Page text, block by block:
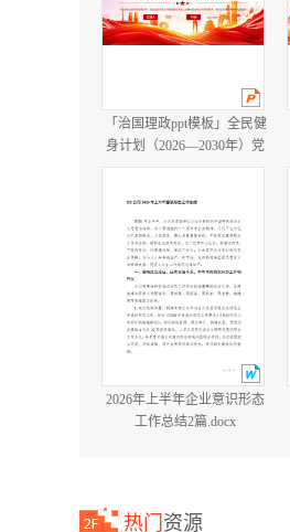
「治国理政ppt模板」全民健
身计划（2026—2030年）党
课ppt模板「带完整内
2026年上半年企业意识形态
工作总结2篇.docx
热门 资源